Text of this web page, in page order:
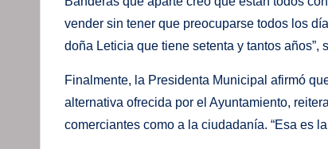
vender sin tener que preocuparse todos los
doña Leticia que tiene setenta y tantos años”,
Finalmente, la Presidenta Municipal afirmó
alternativa ofrecida por el Ayuntamiento,
comerciantes como a la ciudadanía. “Esa es